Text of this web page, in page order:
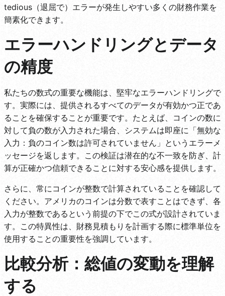
tedious（退屈で）エラーが発生しやすい多くの財務作業を
簡素化できます。
エラーハンドリングとデータ
の精度
私たちの数式の重要な機能は、堅牢なエラーハンドリングで
す。実際には、提供されるすべてのデータが有効かつ正であ
ることを確保することが重要です。たとえば、コインの数に
対して負の数が入力された場合、システムは即座に「無効な
入力：負のコイン数は許可されていません」というエラーメ
ッセージを返します。この検証は潜在的な不一致を防ぎ、計
算が正確かつ信頼できることに対する安心感を提供します。
さらに、常にコインが整数で計算されていることを確認して
ください。アメリカのコインは分数で表すことはできず、各
入力が整数であるという前提の下でこの式が設計されていま
す。この特異性は、財務見積もりを計画する際に標準単位を
使用することの重要性を強調しています。
比較分析：総値の変動を理解
する